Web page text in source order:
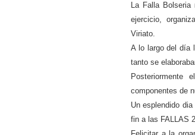
La Falla
ejercicio,
Viriato.
A lo largo del día
tanto se
Posteriormente
componentes de
Un esplendido
fin a las FALLAS